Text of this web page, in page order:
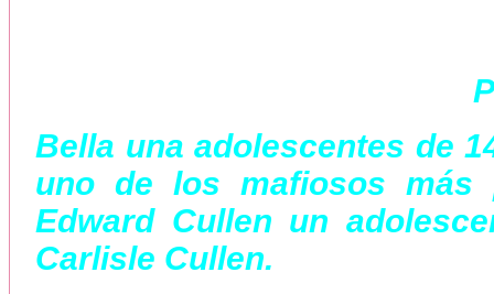
Bella una adolescentes de
uno de los mafiosos más
Edward Cullen un
Carlisle Cullen.